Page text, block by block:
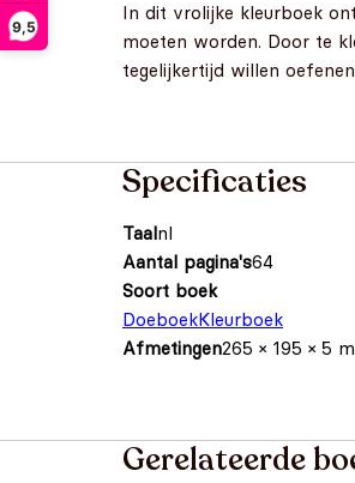
9,5
In dit vrolijke kleurboek
moeten worden. Door te
tegelijkertijd willen
Specificaties
Taalnl
Aantal pagina's64
Soort boek
DoeboekKleurboek
Afmetingen265 × 195 × 5
Gerelateerde